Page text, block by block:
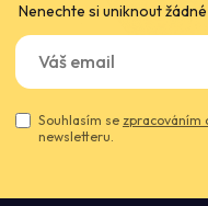
Nenechte si uniknout
Souhlasím se zpracováním
newsletteru.